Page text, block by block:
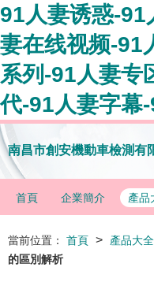
91人妻诱惑-91
妻在线视频-91
系列-91人妻专
代-91人妻字幕
南昌市創安機動車檢測有
首頁 企業簡介 產品
當前位置： 首頁 > 產品大全
的區別解析